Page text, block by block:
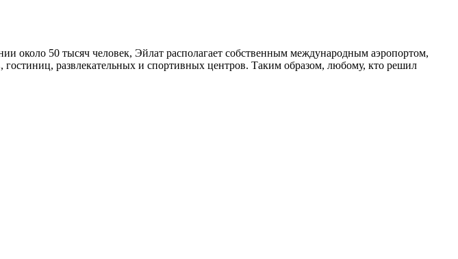
около 50 тысяч человек, Эйлат располагает собственным международным аэропортом,
гостиниц, развлекательных и спортивных центров. Таким образом, любому, кто решил